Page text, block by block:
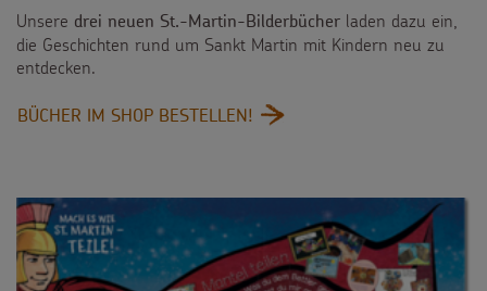
Unsere drei neuen St.-Martin-Bilderbücher laden dazu ein,
die Geschichten rund um Sankt Martin mit Kindern neu zu
entdecken.
BÜCHER IM SHOP BESTELLEN!